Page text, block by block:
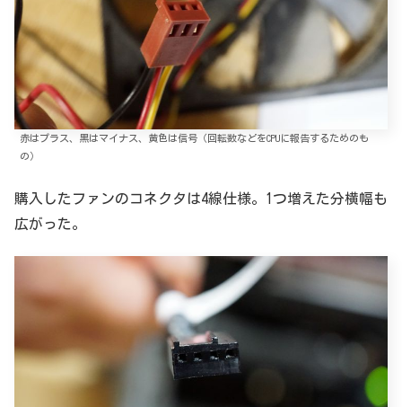
赤はプラス、黒はマイナス、黄色は信号（回転数などをCPUに報告するためのも
の）
購入したファンのコネクタは4線仕様。1つ増えた分横幅も
広がった。